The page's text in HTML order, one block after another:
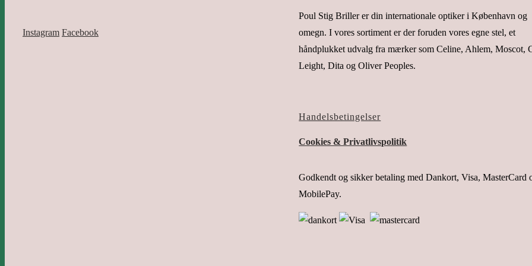
Instagram Facebook
Poul Stig Briller er din internationale optiker i København og
omegn. I vores sortiment er der foruden vores egne stel, et
håndplukket udvalg fra mærker som Celine, Ahlem, Moscot,
Leight, Dita og Oliver Peoples.
Handelsbetingelser
Cookies & Privatlivspolitik
Godkendt og sikker betaling med Dankort, Visa, MasterCard
MobilePay.